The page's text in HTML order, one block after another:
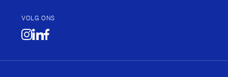
VOLG ONS